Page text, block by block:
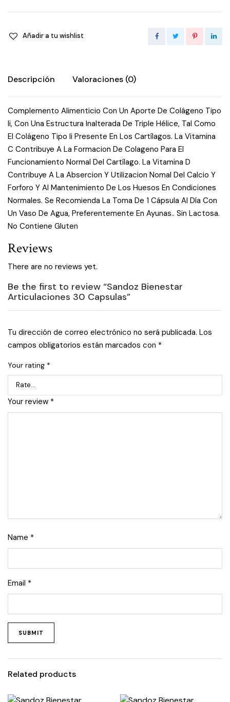
Añadir a tu wishlist
Descripción Valoraciones (0)
Complemento Alimenticio Con Un Aporte De Colágeno Tipo
Ii, Con Una Estructura Inalterada De Triple Hélice, Tal Como
El Colágeno Tipo Ii Presente En Los Cartílagos. La Vitamina
C Contribuye A La Formacion De Colageno Para El
Funcionamiento Normal Del Cartílago. La Vitamina D
Contribuye A La Absercion Y Utilizacion Nomal Del Calcio Y
Forforo Y Al Mantenimiento De Los Huesos En Condiciones
Normales. Se Recomienda La Toma De 1 Cápsula Al Día Con
Un Vaso De Agua, Preferentemente En Ayunas.. Sin Lactosa.
No Contiene Gluten
Reviews
There are no reviews yet.
Be the first to review “Sandoz Bienestar
Articulaciones 30 Capsulas”
Tu dirección de correo electrónico no será publicada. Los
campos obligatorios están marcados con *
Your rating *
Your review *
Name *
Email *
Related products